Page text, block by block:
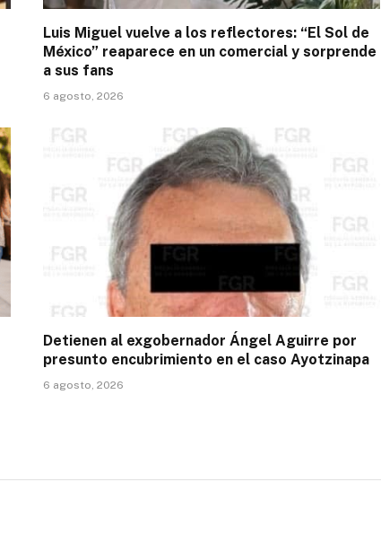
Luis Miguel vuelve a los reflectores: “El Sol de
México” reaparece en un comercial y sorprende
a sus fans
6 agosto, 2026
Detienen al exgobernador Ángel Aguirre por
presunto encubrimiento en el caso Ayotzinapa
6 agosto, 2026